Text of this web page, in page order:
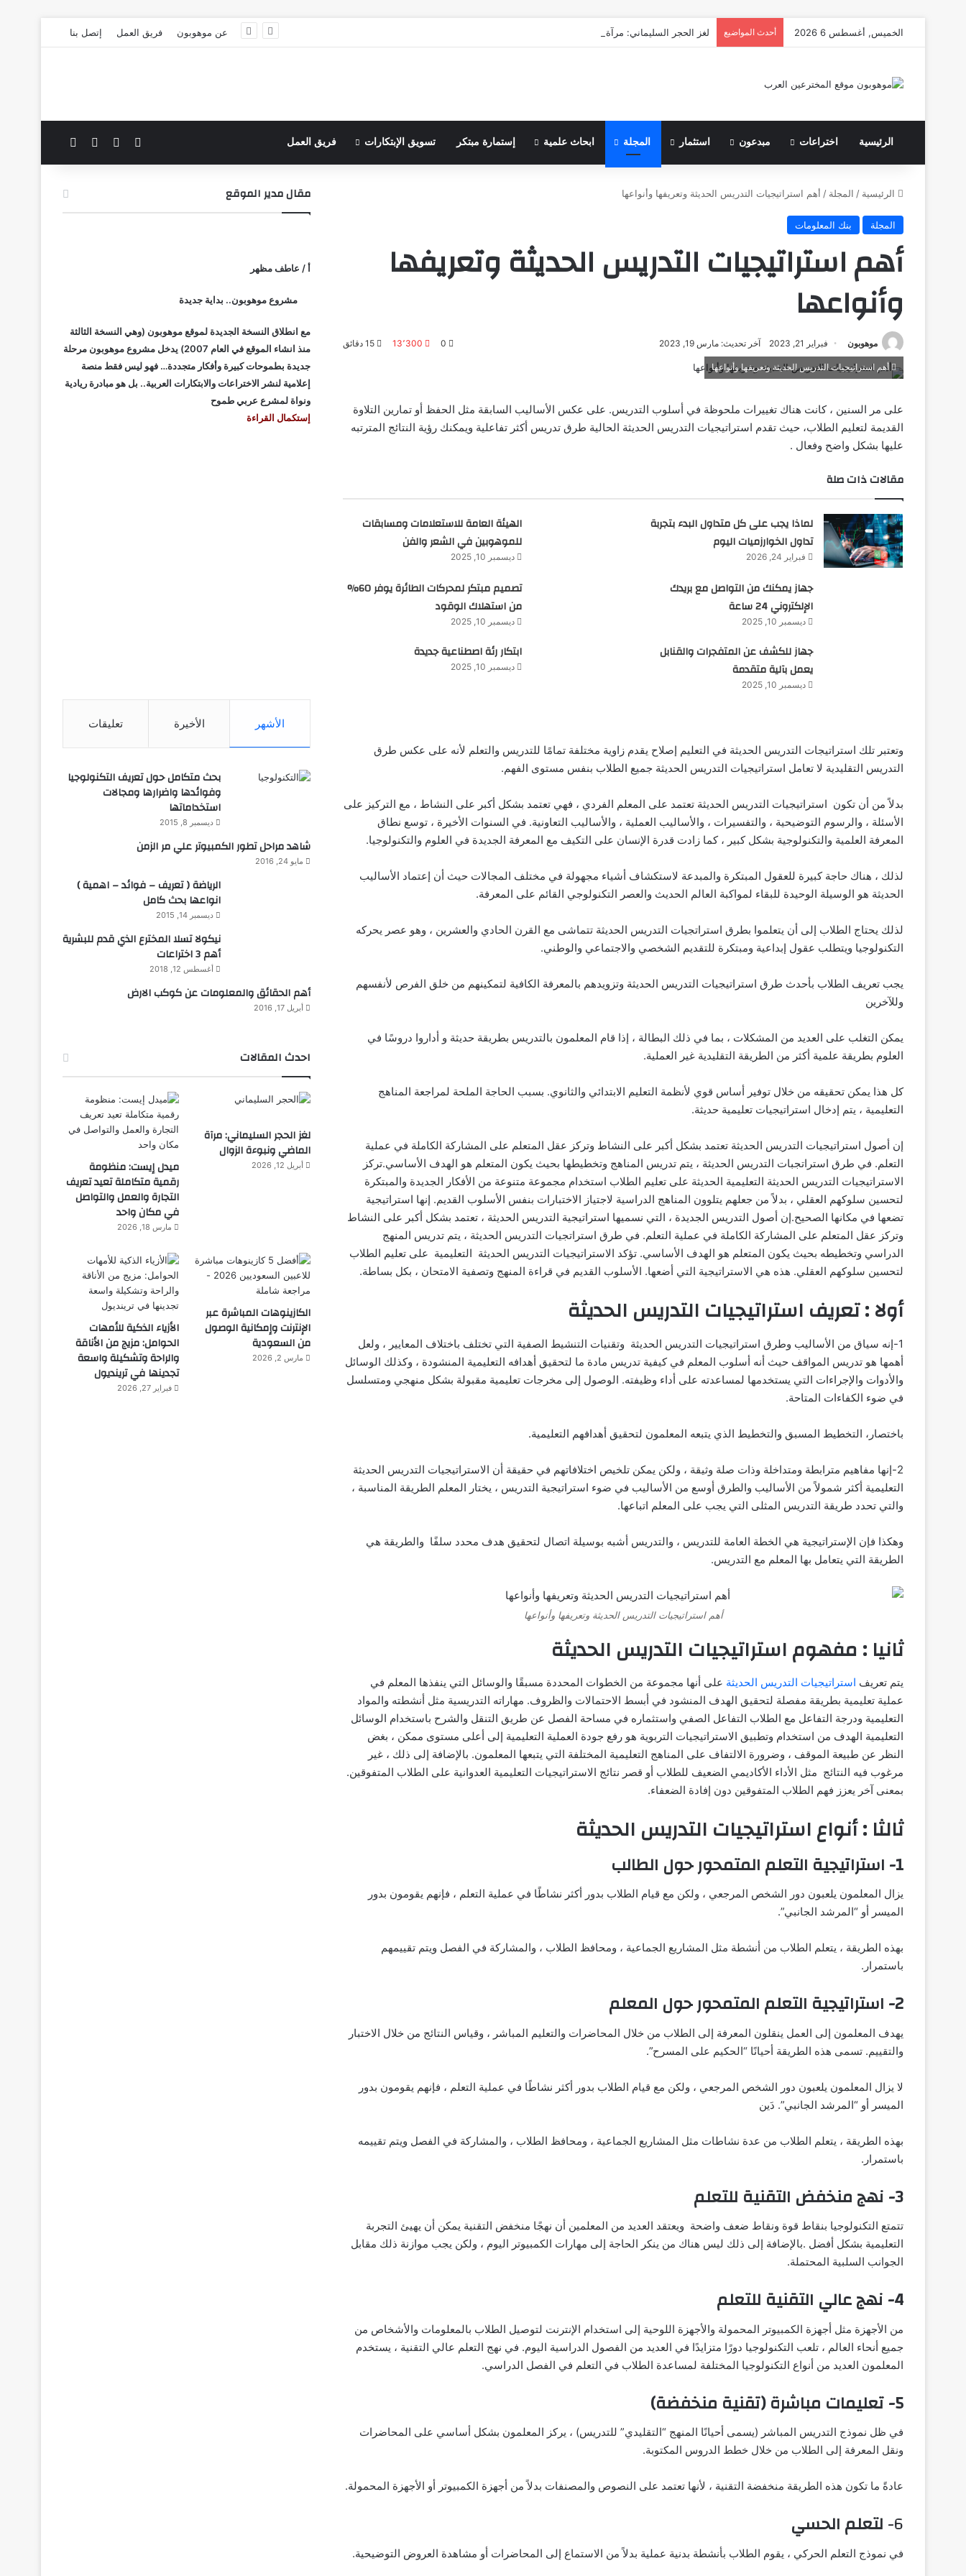
الخميس, أغسطس 6 2026 أحدث المواضيع لغز الحجر السليماني: مرآة الماضي ونبوءة الزوال عن موهوبون فريق العمل إتصل بنا
الرئيسية اختراعات مبدعون استثمار المجلة ابحاث علمية إستمارة مبتكر تسويق الإبتكارات فريق العمل فيسبوك الوضع المظلم
الرئيسية / المجلة / أهم استراتيجيات التدريس الحديثة وتعريفها وأنواعها
المجلة بنك المعلومات
أهم استراتيجيات التدريس الحديثة وتعريفها
وأنواعها
موهوبون فبراير 21, 2023 آخر تحديث: مارس 19, 2023 0 13٬300
أهم استراتيجيات التدريس الحديثة وتعريفها وأنواعها
على مر السنين ، كانت هناك تغييرات ملحوظة في أسلوب التدريس. على عكس الأساليب السابقة مثل الحفظ أو تمارين التلاوة
القديمة لتعليم الطلاب، حيث تقدم استراتيجيات التدريس الحديثة الحالية طرق تدريس أكثر تفاعلية ويمكنك رؤية النتائج المترتبه
عليها بشكل واضح وفعال .
مقالات ذات صلة
لماذا يجب على كل متداول البدء بتجربة
تداول الخوارزميات اليوم
فبراير 24, 2026
الهيئة العامة للاستعلامات ومسابقات
للموهوبين في الشعر والفن
ديسمبر 10, 2025
جهاز يمكنك من التواصل مع بريدك
الإلكتروني 24 ساعة
ديسمبر 10, 2025
تصميم مبتكر لمحركات الطائرة يوفر 60%
من استهلاك الوقود
ديسمبر 10, 2025
جهاز للكشف عن المتفجرات والقنابل
يعمل بآلية متقدمة
ديسمبر 10, 2025
ابتكار رئة اصطناعية جديدة
ديسمبر 10, 2025
وتعتبر تلك استراتيجات التدريس الحديثة في التعليم إصلاح يقدم زاوية مختلفة تمامًا للتدريس والتعلم لأنه على عكس طرق
التدريس التقليدية لا تعامل استراتيجيات التدريس الحديثة جميع الطلاب بنفس مستوى الفهم.
بدلاً من أن تكون استراتيجيات التدريس الحديثة تعتمد على المعلم الفردي ، فهي تعتمد بشكل أكبر على النشاط ، مع التركيز على
الأسئلة ، والرسوم التوضيحية ، والتفسيرات ، والأساليب العملية ، والأساليب التعاونية. في السنوات الأخيرة ، توسع نطاق
المعرفة العلمية والتكنولوجية بشكل كبير ، كما زادت قدرة الإنسان على التكيف مع المعرفة الجديدة في العلوم والتكنولوجيا.
لذلك ، هناك حاجة كبيرة للعقول المبتكرة والمبدعة لاستكشاف أشياء مجهولة في مختلف المجالات حيث أن إعتماد الأساليب
الحديثة هو الوسيلة الوحيدة للبقاء لمواكبة العالم الحديث والعصر التكنولوجي القائم على المعرفة.
لذلك يحتاج الطلاب إلى أن يتعلموا بطرق استراتجيات التدريس الحديثة تتماشى مع القرن الحادي والعشرين ، وهو عصر يحركه
التكنولوجيا ويتطلب عقول إبداعية ومبتكرة للتقديم الشخصي والاجتماعي والوطني.
يجب تعريف الطلاب بأحدث طرق استراتيجيات التدريس الحديثة وتزويدهم بالمعرفة الكافية لتمكينهم من خلق الفرص لأنفسهم
وللآخرين
يمكن التغلب على العديد من المشكلات ، بما في ذلك البطالة ، إذا قام المعلمون بالتدريس بطريقة حديثة و أداروا دروسًا في
العلوم بطريقة علمية أكثر من الطريقة التقليدية غير العملية.
كل هذا يمكن تحقيقه من خلال توفير أساس قوي لأنظمة التعليم الابتدائي والثانوي. بسبب الحاجة الملحة لمراجعة المناهج
التعليمية ، يتم إدخال استراتيجيات تعليمية حديثة.
إن أصول استراتيجيات التدريس الحديثة تعتمد بشكل أكبر على النشاط وتركز عقل المتعلم على المشاركة الكاملة في عملية
التعلم. في طرق استراتجبات التدريس الحديثة ، يتم تدريس المناهج وتخطيطها بحيث يكون المتعلم هو الهدف الأساسي.تركز
الاستراتيجيات التدريس الحديثة التعليمية الحديثة على تعليم الطلاب استخدام مجموعة متنوعة من الأفكار الجديدة والمبتكرة
لتحسين سلوكهم العقلي ، بدلاً من جعلهم يتلوون المناهج الدراسية لاجتياز الاختبارات بنفس الأسلوب القديم. إنها استراتيجية
تضعها في مكانها الصحيح.إن أصول التدريس الجديدة ، التي نسميها استراتيجية التدريس الحديثة ، تعتمد بشكل أكبر على النشاط
وتركز عقل المتعلم على المشاركة الكاملة في عملية التعلم. في طرق استراتجيات التدريس الحديثة ، يتم تدريس المنهج
الدراسي وتخطيطه بحيث يكون المتعلم هو الهدف الأساسي. تؤكد الاستراتيجيات التدريس الحديثة التعليمية على تعليم الطلاب
لتحسين سلوكهم العقلي. هذه هي الاستراتيجية التي أضعها. الأسلوب القديم في قراءة المنهج وتصفية الامتحان ، بكل بساطة.
أولا : تعريف استراتيجيات التدريس الحديثة
1-إنه سياق من الأساليب وطرق استراتيجيات التدريس الحديثة وتقنيات التنشيط الصفية التي تختلف باختلاف المعايير ، ولعل
أهمها هو تدريس المواقف حيث أنه أسلوب المعلم في كيفية تدريس مادة ما لتحقيق أهدافه التعليمية المنشودة ، وكذلك الوسائل
والأدوات والإجراءات التي يستخدمها لمساعدته على أداء وظيفته. الوصول إلى مخرجات تعليمية مقبولة بشكل منهجي ومتسلسل
في ضوء الكفاءات المتاحة.
باختصار، التخطيط المسبق والتخطيط الذي يتبعه المعلمون لتحقيق أهدافهم التعليمية.
2-إنها مفاهيم مترابطة ومتداخلة وذات صلة وثيقة ، ولكن يمكن تلخيص اختلافاتهم في حقيقة أن الاستراتيجيات التدريس الحديثة
التعليمية أكثر شمولاً من الأساليب والطرق أوسع من الأساليب في ضوء استراتيجية التدريس ، يختار المعلم الطريقة المناسبة ،
والتي تحدد طريقة التدريس المثلى التي يجب على المعلم اتباعها.
وهكذا فإن الإستراتيجية هي الخطة العامة للتدريس ، والتدريس أشبه بوسيلة اتصال لتحقيق هدف محدد سلفًا والطريقة هي
الطريقة التي يتعامل بها المعلم مع التدريس.
أهم استراتيجيات التدريس الحديثة وتعريفها وأنواعها
ثانيا : مفهوم استراتيجيات التدريس الحديثة
يتم تعريف استراتيجيات التدريس الحديثة على أنها مجموعة من الخطوات المحددة مسبقًا والوسائل التي ينفذها المعلم في
عملية تعليمية بطريقة مفصلة لتحقيق الهدف المنشود في أبسط الاحتمالات والظروف. مهاراته التدريسية مثل أنشطته والمواد
التعليمية ودرجة التفاعل مع الطلاب التفاعل الصفي واستثماره في مساحة الفصل عن طريق التنقل والشرح باستخدام الوسائل
التعليمية الهدف من استخدام وتطبيق الاستراتيجيات التربوية هو رفع جودة العملية التعليمية إلى أعلى مستوى ممكن ، بغض
النظر عن طبيعة الموقف ، وضرورة الالتفاف على المناهج التعليمية المختلفة التي يتبعها المعلمون. بالإضافة إلى ذلك ، غير
مرغوب فيه النتائج مثل الأداء الأكاديمي الضعيف للطلاب أو قصر نتائج الاستراتيجيات التعليمية العدوانية على الطلاب المتفوقين.
بمعنى آخر يعزز فهم الطلاب المتفوقين دون إفادة الضعفاء.
ثالثا : أنواع استراتيجيات التدريس الحديثة
1- استراتيجية التعلم المتمحور حول الطالب
يزال المعلمون يلعبون دور الشخص المرجعي ، ولكن مع قيام الطلاب بدور أكثر نشاطًا في عملية التعلم ، فإنهم يقومون بدور
الميسر أو “المرشد الجانبي”.
بهذه الطريقة ، يتعلم الطلاب من أنشطة مثل المشاريع الجماعية ، ومحافظ الطلاب ، والمشاركة في الفصل ويتم تقييمهم
باستمرار.
2- استراتيجية التعلم المتمحور حول المعلم
يهدف المعلمون إلى العمل ينقلون المعرفة إلى الطلاب من خلال المحاضرات والتعليم المباشر ، وقياس النتائج من خلال الاختبار
والتقييم. تسمى هذه الطريقة أحيانًا “الحكيم على المسرح”.
لا يزال المعلمون يلعبون دور الشخص المرجعي ، ولكن مع قيام الطلاب بدور أكثر نشاطًا في عملية التعلم ، فإنهم يقومون بدور
الميسر أو “المرشد الجانبي”. دَين
بهذه الطريقة ، يتعلم الطلاب من عدة نشاطات مثل المشاريع الجماعية ، ومحافظ الطلاب ، والمشاركة في الفصل ويتم تقييمه
باستمرار.
3- نهج منخفض التقنية للتعلم
تتمتع التكنولوجيا بنقاط قوة ونقاط ضعف واضحة ويعتقد العديد من المعلمين أن نهجًا منخفض التقنية يمكن أن يهيئ التجربة
التعليمية بشكل أفضل .بالإضافة إلى ذلك ليس هناك من ينكر الحاجة إلى مهارات الكمبيوتر اليوم ، ولكن يجب موازنة ذلك مقابل
الجوانب السلبية المحتملة.
4- نهج عالي التقنية للتعلم
من الأجهزة مثل أجهزة الكمبيوتر المحمولة والأجهزة اللوحية إلى استخدام الإنترنت لتوصيل الطلاب بالمعلومات والأشخاص من
جميع أنحاء العالم ، تلعب التكنولوجيا دورًا متزايدًا في العديد من الفصول الدراسية اليوم. في نهج التعلم عالي التقنية ، يستخدم
المعلمون العديد من أنواع التكنولوجيا المختلفة لمساعدة الطلاب في التعلم في الفصل الدراسي.
5- تعليمات مباشرة (تقنية منخفضة)
في ظل نموذج التدريس المباشر (يسمى أحيانًا المنهج “التقليدي” للتدريس) ، يركز المعلمون بشكل أساسي على المحاضرات
ونقل المعرفة إلى الطلاب من خلال خطط الدروس المكتوبة.
عادةً ما تكون هذه الطريقة منخفضة التقنية ، لأنها تعتمد على النصوص والمصنفات بدلاً من أجهزة الكمبيوتر أو الأجهزة المحمولة.
6- لتعلم الحسي
في نموذج التعلم الحركي ، يقوم الطلاب بأنشطة بدنية عملية بدلاً من الاستماع إلى المحاضرات أو مشاهدة العروض التوضيحية.
مقال مدير الموقع
أ / عاطف مظهر
مشروع موهوبون.. بداية جديدة
مع انطلاق النسخة الجديدة لموقع موهوبون (وهي النسخة الثالثة
منذ انشاء الموقع في العام 2007) يدخل مشروع موهوبون مرحلة
جديدة بطموحات كبيرة وأفكار متجددة… فهو ليس فقط منصة
إعلامية لنشر الاختراعات والابتكارات العربية.. بل هو مبادرة ريادية
ونواة لمشرع عربي طموح
إستكمال القراءة
الأشهر الأخيرة تعليقات
بحث متكامل حول تعريف التكنولوجيا
وفوائدها واضرارها ومجالات
استخداماتها
ديسمبر 8, 2015
شاهد مراحل تطور الكمبيوتر علي مر الزمن
مايو 24, 2016
الرياضة ( تعريف – فوائد – اهمية )
انواعها بحث كامل
ديسمبر 14, 2015
نيكولا تسلا المخترع الذي قدم للبشرية
أهم 3 اختراعات
أغسطس 12, 2018
أهم الحقائق والمعلومات عن كوكب الارض
أبريل 17, 2016
احدث المقالات
لغز الحجر السليماني: مرآة
الماضي ونبوءة الزوال
أبريل 12, 2026
ميدل إيست: منظومة
رقمية متكاملة تعيد تعريف
التجارة والعمل والتواصل
في مكان واحد
مارس 18, 2026
الكازينوهات المباشرة عبر
الإنترنت وإمكانية الوصول
من السعودية
مارس 2, 2026
الأزياء الذكية للأمهات
الحوامل: مزيج من الأناقة
والراحة وتشكيلة واسعة
تجدينها في ترينديول
فبراير 27, 2026